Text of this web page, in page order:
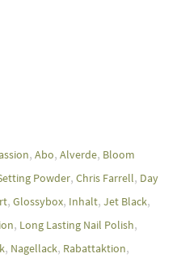
,Abo,Alverde, Bloom
Powder, Chris Farrell, Day
, Glossybox, Inhalt, Jet Black,
, Long Lasting Nail Polish,
, Nagellack, Rabattaktion,